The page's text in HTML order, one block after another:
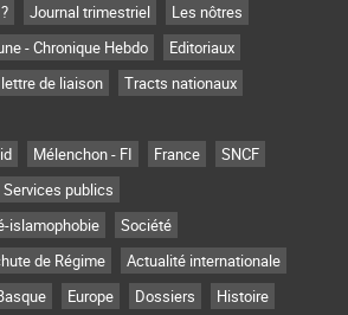
Journal trimestriel
Les nôtres
- Chronique Hebdo
Editoriaux
de liaison
Tracts nationaux
Mélenchon - FI France
SNCF
Services publics
islamophobie
Société
de Régime
Actualité internationale
Europe Dossiers
Histoire